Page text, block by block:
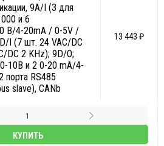
9А/I (3 для
и 6
В/4-20mA / 0-5V /
I (7 шт. 24 VAC/DC
DC 2 KHz); 9D/O;
10В и 2 0-20 mA/4-
порта RS485
slave), CANb
13 443 ₽
КУПИТЬ